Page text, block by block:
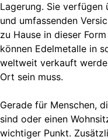
Lagerung. Sie verfügen
und umfassenden
zu Hause in dieser
können Edelmetalle in
weltweit verkauft
Ort sein muss.
Gerade für Menschen,
sind oder einen
wichtiger Punkt.